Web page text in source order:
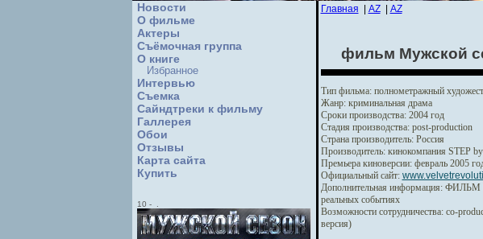
Новости
О фильме
Актеры
Съёмочная группа
О книге
Избранное
Интервью
Cъемка
Сайндтреки к фильму
Галлерея
Обои
Отзывы
Карта сайта
Купить
10 -
Главная AZ AZ
фильм Мужской
Тип фильма:полнометражный
Жанр:криминальная драма
Сроки производства:2004 год
Стадия производства:post-production
Страна производитель:Россия
Производитель:кинокомпания STEP
Премьера киноверсии:февраль 2005
Официальный сайт:
Дополнительная информация:ФИЛЬМ
реальных событиях
Возможности сотрудничества:co-
версия)